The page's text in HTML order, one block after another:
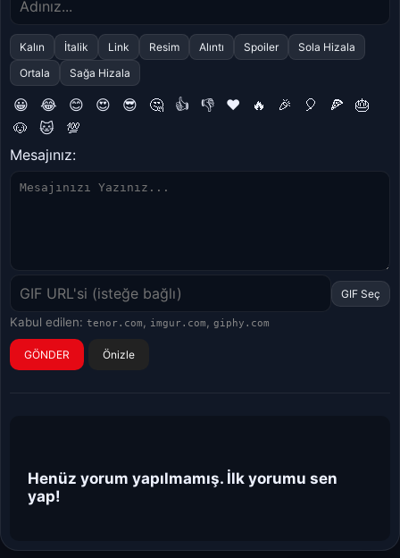
Kalın İtalik Link Resim Alıntı Spoiler
Sola Hizala
Ortala
Sağa Hizala
😀 😂 😊 😍 😎 🤔 👍 👎 ❤️ 🔥 🎉 🎈 🍕
🎂
🐶
🐱
💯
Mesajınız:
GIF Seç
Kabul edilen: tenor.com , imgur.com , giphy.com
Önizle
Henüz yorum yapılmamış. İlk yorumu sen
yap!